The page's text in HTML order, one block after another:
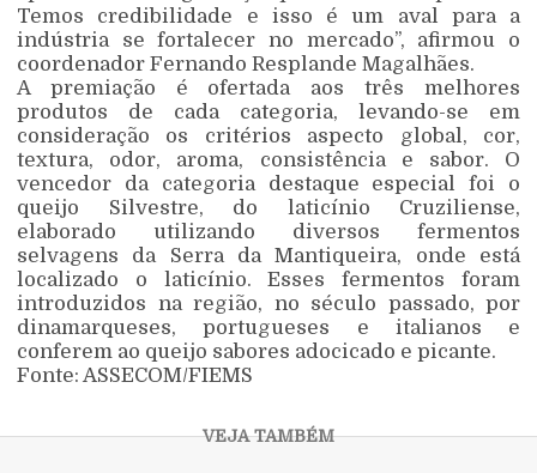
Temos credibilidade e isso é um aval para a
indústria se fortalecer no mercado”, afirmou o
coordenador Fernando Resplande Magalhães.
A premiação é ofertada aos três melhores
produtos de cada categoria, levando-se em
consideração os critérios aspecto global, cor,
textura, odor, aroma, consistência e sabor. O
vencedor da categoria destaque especial foi o
queijo Silvestre, do laticínio Cruziliense,
elaborado utilizando diversos fermentos
selvagens da Serra da Mantiqueira, onde está
localizado o laticínio. Esses fermentos foram
introduzidos na região, no século passado, por
dinamarqueses, portugueses e italianos e
conferem ao queijo sabores adocicado e picante.
Fonte: ASSECOM/FIEMS